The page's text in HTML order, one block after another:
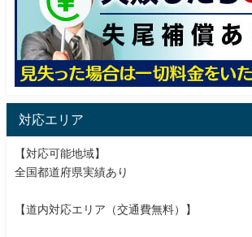
対応エリア
【対応可能地域】
全国都道府県実績あり
【道内対応エリア（交通費無料）】